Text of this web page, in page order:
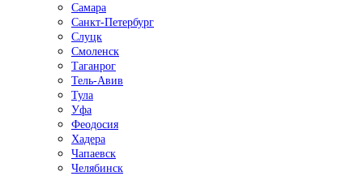
Самара
Санкт-Петербург
Слуцк
Смоленск
Таганрог
Тель-Авив
Тула
Уфа
Феодосия
Хадера
Чапаевск
Челябинск